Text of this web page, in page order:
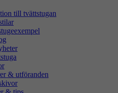
till tvättstugan
& utföranden